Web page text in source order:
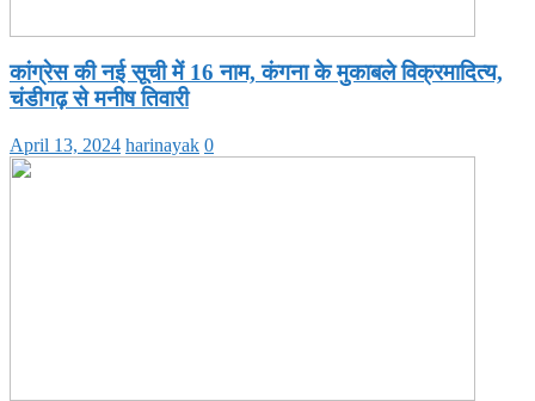
कांग्रेस की नई सूची में 16 नाम, कंगना के मुकाबले विक्रमादित्य,
चंडीगढ़ से मनीष तिवारी
April 13, 2024 harinayak 0